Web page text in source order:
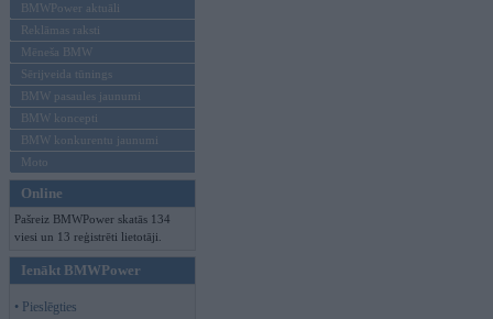
BMWPower aktuāli
Reklāmas raksti
Mēneša BMW
Sērijveida tūnings
BMW pasaules jaunumi
BMW koncepti
BMW konkurentu jaunumi
Moto
Online
Pašreiz BMWPower skatās 134
viesi un 13 reģistrēti lietotāji.
Ienākt BMWPower
• Pieslēgties